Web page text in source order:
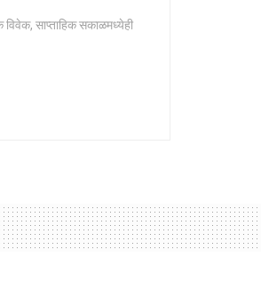
विवेक, साप्ताहिक सकाळमध्येही